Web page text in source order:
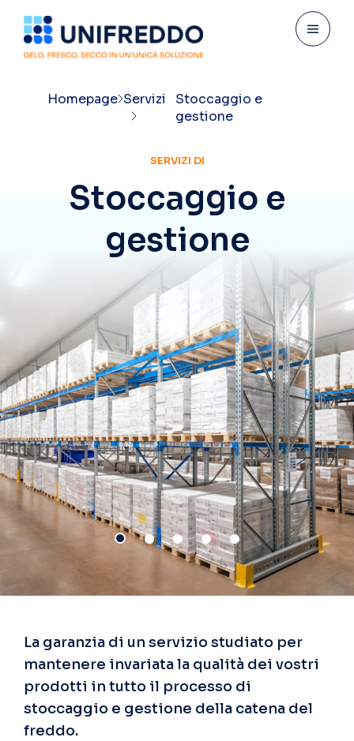
Homepage Servizi
Stoccaggio e
gestione
SERVIZI DI
Stoccaggio e
gestione
La garanzia di un servizio studiato per
mantenere invariata la qualità dei vostri
prodotti in tutto il processo di
stoccaggio e gestione della catena del
freddo.